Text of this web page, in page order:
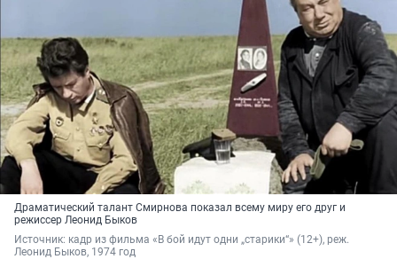
Драматический талант Смирнова показал всему миру его друг и
режиссер Леонид Быков
Источник: кадр из фильма «В бой идут одни „старики“» (12+), реж.
Леонид Быков, 1974 год